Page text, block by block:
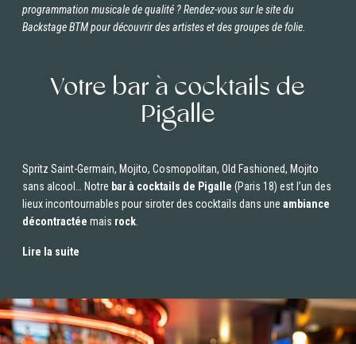
programmation musicale de qualité ? Rendez-vous sur le site du
Backstage BTMpour découvrir des artistes et des groupes de folie.
Votre bar à cocktails de
Pigalle
Spritz Saint-Germain, Mojito, Cosmopolitan, Old Fashioned, Mojito
sans alcool… Notre bar à cocktails de Pigalle (Paris 18) est l’un des
lieux incontournables pour siroter des cocktails dans une ambiance
décontractée mais rock.
Lire la suite